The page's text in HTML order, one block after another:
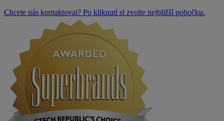
Chcete nás kontaktovat? Po kliknutí si zvolte nejbližší pobočku.